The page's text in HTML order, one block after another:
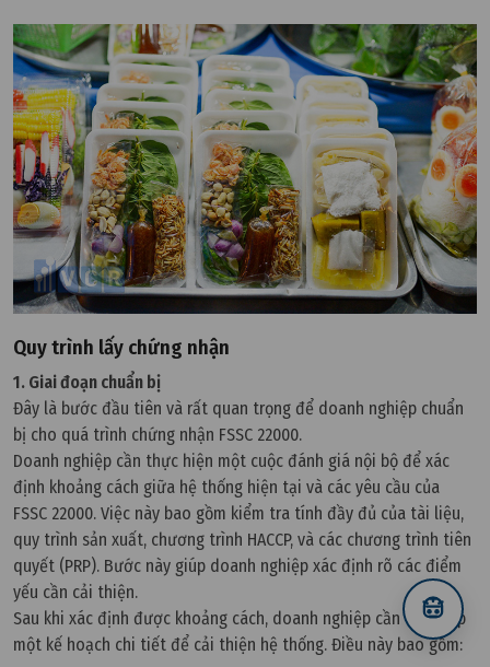
Quy trình lấy chứng nhận
1. Giai đoạn chuẩn bị
Đây là bước đầu tiên và rất quan trọng để doanh nghiệp chuẩn
bị cho quá trình chứng nhận FSSC 22000.
Doanh nghiệp cần thực hiện một cuộc đánh giá nội bộ để xác
định khoảng cách giữa hệ thống hiện tại và các yêu cầu của
FSSC 22000. Việc này bao gồm kiểm tra tính đầy đủ của tài liệu,
quy trình sản xuất, chương trình HACCP, và các chương trình tiên
quyết (PRP). Bước này giúp doanh nghiệp xác định rõ các điểm
yếu cần cải thiện.
Sau khi xác định được khoảng cách, doanh nghiệp cần thiết lập
một kế hoạch chi tiết để cải thiện hệ thống. Điều này bao gồm: